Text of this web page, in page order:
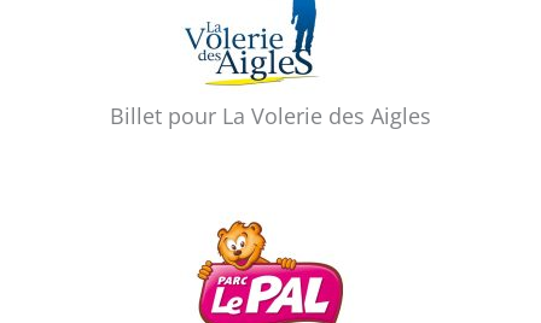
Billet pour La Volerie des Aigles